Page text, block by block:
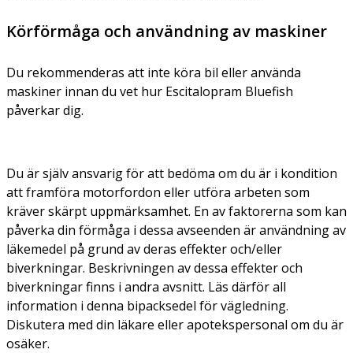
Körförmåga och användning av maskiner
Du rekommenderas att inte köra bil eller använda
maskiner innan du vet hur Escitalopram Bluefish
påverkar dig.
Du är själv ansvarig för att bedöma om du är i kondition
att framföra motorfordon eller utföra arbeten som
kräver skärpt uppmärksamhet. En av faktorerna som kan
påverka din förmåga i dessa avseenden är användning av
läkemedel på grund av deras effekter och/eller
biverkningar. Beskrivningen av dessa effekter och
biverkningar finns i andra avsnitt. Läs därför all
information i denna bipacksedel för vägledning.
Diskutera med din läkare eller apotekspersonal om du är
osäker.